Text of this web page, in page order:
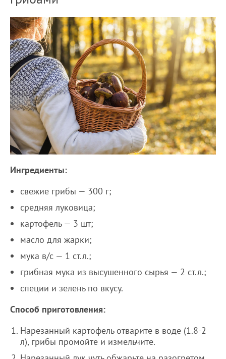
Ингредиенты:
свежие грибы — 300 г;
средняя луковица;
картофель — 3 шт;
масло для жарки;
мука в/с — 1 ст.л.;
грибная мука из высушенного сырья — 2 ст.л.;
специи и зелень по вкусу.
Способ приготовления:
Нарезанный картофель отварите в воде (1.8-2
л), грибы промойте и измельчите.